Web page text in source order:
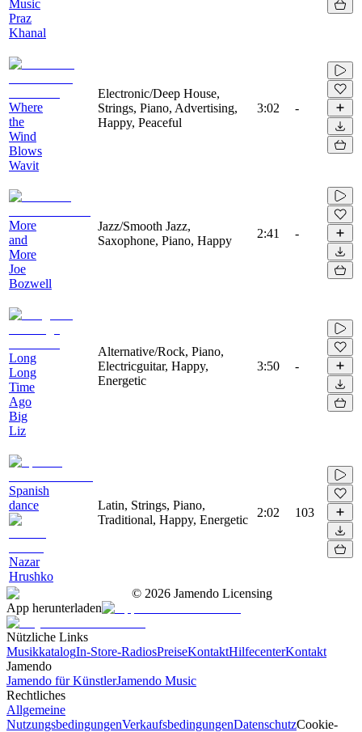
Music
Praz
Khanal
Where
the
Wind
Blows
Wavit
Electronic/Deep House,
Strings, Piano, Advertising,
Happy, Peaceful
3:02 -
More
and
More
Joe
Bozwell
Jazz/Smooth Jazz,
Saxophone, Piano, Happy
2:41 -
Long
Long
Time
Ago
Big
Liz
Alternative/Rock, Piano,
Electricguitar, Happy,
Energetic
3:50 -
Spanish
dance
Nazar
Hrushko
Latin, Strings, Piano,
Traditional, Happy, Energetic
2:02 103
© 2026 Jamendo Licensing
App herunterladen
Nützliche Links
MusikkatalogIn-Store-RadiosPreiseKontaktHilfecenterKontakt
Jamendo
Jamendo für KünstlerJamendo Music
Rechtliches
Allgemeine
NutzungsbedingungenVerkaufsbedingungenDatenschutzCookie-